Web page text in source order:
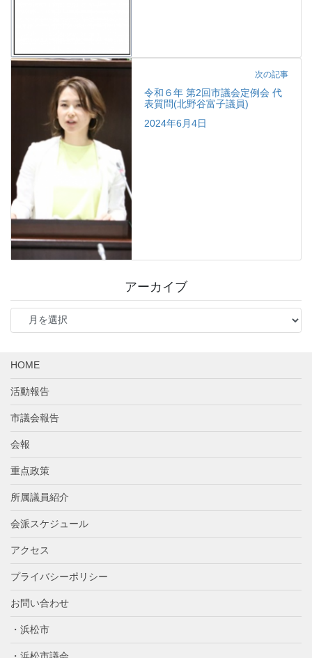
次の記事
令和６年 第2回市議会定例会 代
表質問(北野谷富子議員)
2024年6月4日
アーカイブ
ア
カ
ブ
HOME
活動報告
市議会報告
会報
重点政策
所属議員紹介
会派スケジュール
アクセス
プライバシーポリシー
お問い合わせ
・浜松市
・浜松市議会